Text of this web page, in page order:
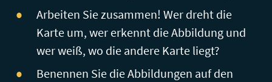
Arbeiten Sie zusammen! Wer dreht die
Karte um, wer erkennt die Abbildung und
wer weiß, wo die andere Karte liegt?
Benennen Sie die Abbildungen auf den